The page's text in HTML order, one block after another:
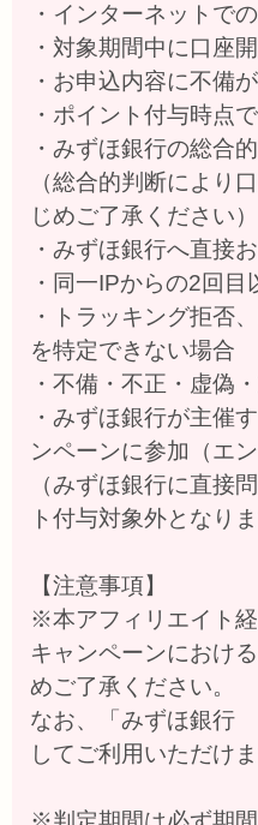
・インターネットで
・対象期間中に口座
・お申込内容に不備
・ポイント付与時点
・みずほ銀行の総合
（総合的判断により
じめご了承ください）
・みずほ銀行へ直接
・同一IPからの2回
・トラッキング拒否
を特定できない場合
・不備・不正・虚偽
・みずほ銀行が主催
ンペーンに参加（エ
（みずほ銀行に直接
ト付与対象外となり
【注意事項】
※本アフィリエイト
キャンペーンにおけ
めご了承ください。
なお、「みずほ銀行
してご利用いただけま